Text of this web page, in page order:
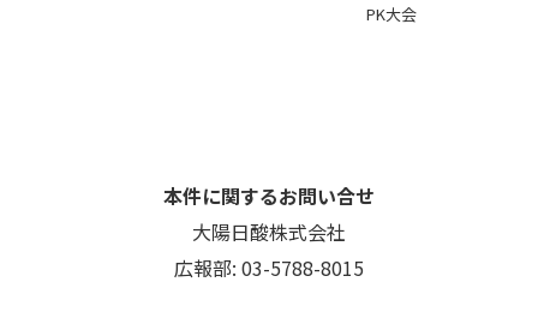
PK大会
本件に関するお問い合せ
大陽日酸株式会社
広報部: 03-5788-8015